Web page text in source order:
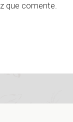
que comente.